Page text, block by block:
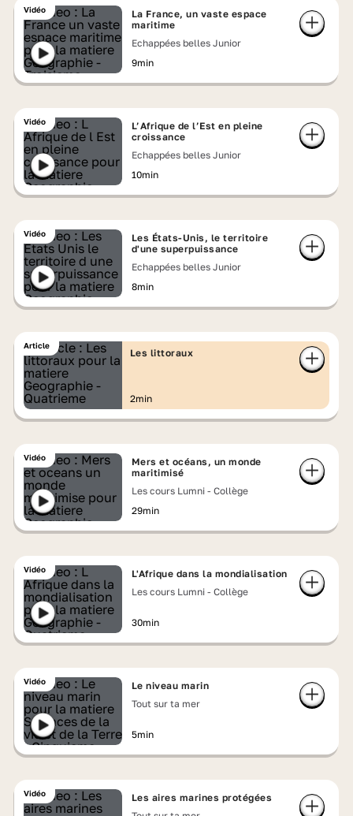
Vidéo
La France, un vaste espace
maritime
Echappées belles Junior
9min
Vidéo
L’Afrique de l’Est en pleine
croissance
Echappées belles Junior
10min
Vidéo
Les États-Unis, le territoire
d'une superpuissance
Echappées belles Junior
8min
Article
Les littoraux
2min
Vidéo
Mers et océans, un monde
maritimisé
Les cours Lumni - Collège
29min
Vidéo
L'Afrique dans la mondialisation
Les cours Lumni - Collège
30min
Vidéo
Le niveau marin
Tout sur ta mer
5min
Vidéo
Les aires marines protégées